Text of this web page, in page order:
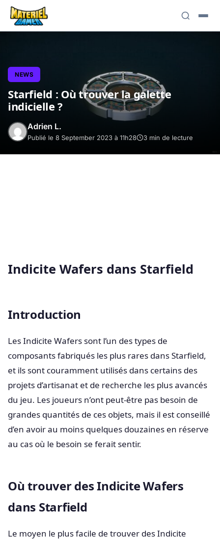
NEWS
Starfield : Où trouver la galette
indicielle ?
Adrien L.
Publié le 8 September 2023 à 11h28 3 min de lecture
Indicite Wafers dans Starfield
Introduction
Les Indicite Wafers sont l’un des types de
composants fabriqués les plus rares dans Starfield,
et ils sont couramment utilisés dans certains des
projets d’artisanat et de recherche les plus avancés
du jeu. Les joueurs n’ont peut-être pas besoin de
grandes quantités de ces objets, mais il est conseillé
d’en avoir au moins quelques douzaines en réserve
au cas où le besoin se ferait sentir.
Où trouver des Indicite Wafers
dans Starfield
Le moyen le plus facile de trouver des Indicite